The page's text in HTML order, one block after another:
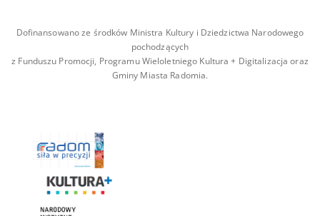
Dofinansowano ze środków Ministra Kultury i Dziedzictwa Narodowego
pochodzących
z Funduszu Promocji, Programu Wieloletniego Kultura + Digitalizacja oraz
Gminy Miasta Radomia.